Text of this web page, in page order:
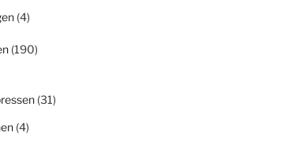
(4)
(190)
(31)
(4)